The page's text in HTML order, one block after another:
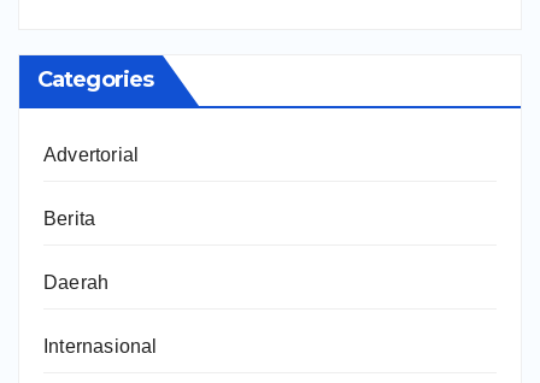
Categories
Advertorial
Berita
Daerah
Internasional